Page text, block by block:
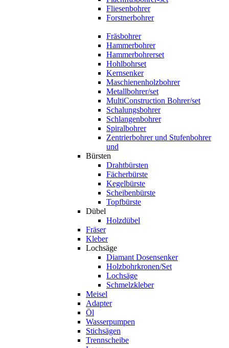
Fliesenbohrer
Forstnerbohrer
Fräsbohrer
Hammerbohrer
Hammerbohrerset
Hohlbohrset
Kernsenker
Maschienenholzbohrer
Metallbohrer/set
MultiConstruction Bohrer/set
Schalungsbohrer
Schlangenbohrer
Spiralbohrer
Zentrierbohrer und Stufenbohrer
und
Bürsten
Drahtbürsten
Fächerbürste
Kegelbürste
Scheibenbürste
Topfbürste
Dübel
Holzdübel
Fräser
Kleber
Lochsäge
Diamant Dosensenker
Holzbohrkronen/Set
Lochsäge
Schmelzkleber
Meisel
Adapter
Öl
Wasserpumpen
Stichsägen
Trennscheibe